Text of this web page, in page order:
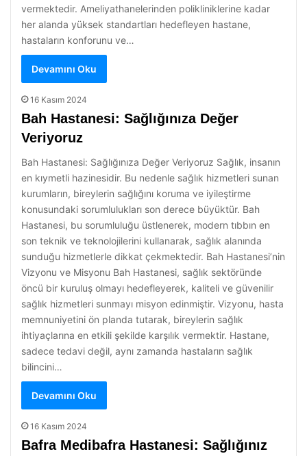
vermektedir. Ameliyathanelerinden polikliniklerine kadar
her alanda yüksek standartları hedefleyen hastane,
hastaların konforunu ve…
Devamını Oku
16 Kasım 2024
Bah Hastanesi: Sağlığınıza Değer
Veriyoruz
Bah Hastanesi: Sağlığınıza Değer Veriyoruz Sağlık, insanın
en kıymetli hazinesidir. Bu nedenle sağlık hizmetleri sunan
kurumların, bireylerin sağlığını koruma ve iyileştirme
konusundaki sorumlulukları son derece büyüktür. Bah
Hastanesi, bu sorumluluğu üstlenerek, modern tıbbın en
son teknik ve teknolojilerini kullanarak, sağlık alanında
sunduğu hizmetlerle dikkat çekmektedir. Bah Hastanesi’nin
Vizyonu ve Misyonu Bah Hastanesi, sağlık sektöründe
öncü bir kuruluş olmayı hedefleyerek, kaliteli ve güvenilir
sağlık hizmetleri sunmayı misyon edinmiştir. Vizyonu, hasta
memnuniyetini ön planda tutarak, bireylerin sağlık
ihtiyaçlarına en etkili şekilde karşılık vermektir. Hastane,
sadece tedavi değil, aynı zamanda hastaların sağlık
bilincini…
Devamını Oku
16 Kasım 2024
Bafra Medibafra Hastanesi: Sağlığınız